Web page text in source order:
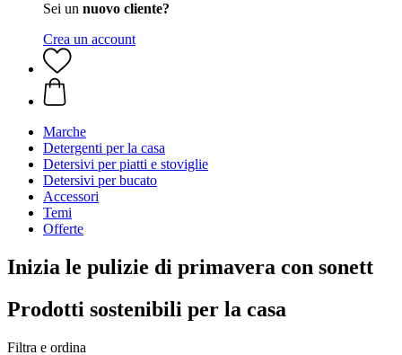
Sei un nuovo cliente?
Crea un account
Marche
Detergenti per la casa
Detersivi per piatti e stoviglie
Detersivi per bucato
Accessori
Temi
Offerte
Inizia le pulizie di primavera con sonett
Prodotti sostenibili per la casa
Filtra e ordina